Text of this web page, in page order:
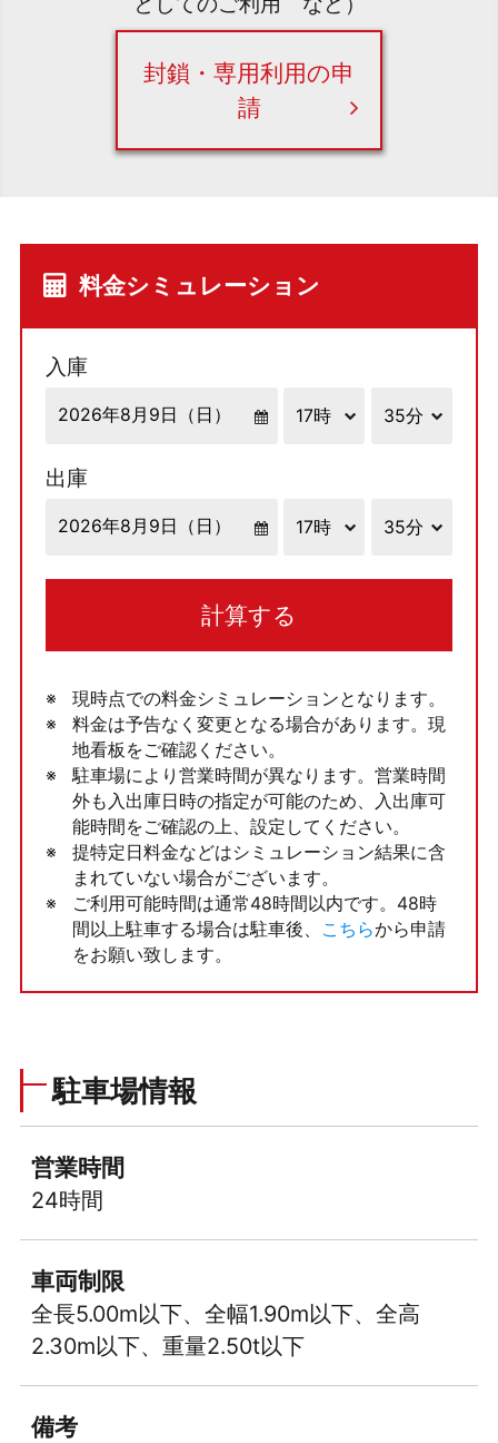
封鎖・専用利用の申
請
料金シミュレーション
入庫
出庫
計算する
現時点での料金シミュレーションとなります。
料金は予告なく変更となる場合があります。現
地看板をご確認ください。
駐車場により営業時間が異なります。営業時間
外も入出庫日時の指定が可能のため、入出庫可
能時間をご確認の上、設定してください。
提特定日料金などはシミュレーション結果に含
まれていない場合がございます。
ご利用可能時間は通常48時間以内です。48時
間以上駐車する場合は駐車後、
こちらから申請
をお願い致します。
駐車場情報
営業時間
24時間
車両制限
全長5.00m以下、全幅1.90m以下、全高
2.30m以下、重量2.50t以下
備考